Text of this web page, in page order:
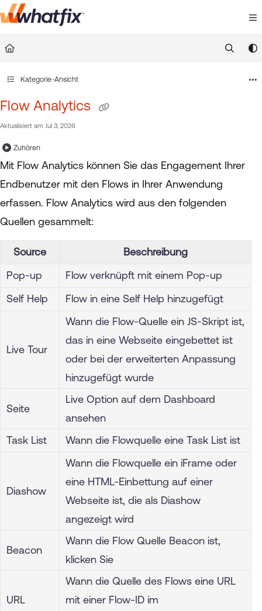
Documentation Index
Fetch the complete documentation index at:
https://
Kategorie-Ansicht
Flow Analytics
Aktualisiert am Jul 3, 2026
Zuhören
Mit Flow Analytics können Sie das Engagement Ihrer
Endbenutzer mit den Flows in Ihrer Anwendung
erfassen. Flow Analytics wird aus den folgenden
Quellen gesammelt:
Source
Beschreibung
Pop-up
Flow verknüpft mit einem Pop-up
Self Help
Flow in eine Self Help hinzugefügt
Live Tour
Wann die Flow-Quelle ein JS-Skript ist,
das in eine Webseite eingebettet ist
oder bei der erweiterten Anpassung
hinzugefügt wurde
Seite
Live Option auf dem Dashboard
ansehen
Task List
Wann die Flowquelle eine Task List ist
Diashow
Wann die Flowquelle ein iFrame oder
eine HTML-Einbettung auf einer
Webseite ist, die als Diashow
angezeigt wird
Beacon
Wann die Flow Quelle Beacon ist,
klicken Sie
URL
Wann die Quelle des Flows eine URL
mit einer Flow-ID im